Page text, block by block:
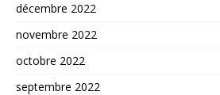
décembre 2022
novembre 2022
octobre 2022
septembre 2022